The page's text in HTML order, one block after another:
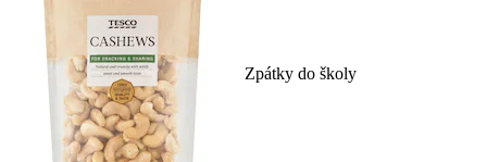
Zpátky do školy